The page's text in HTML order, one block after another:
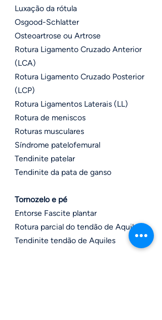
Luxação da rótula
Osgood-Schlatter
Osteoartrose ou Artrose
Rotura Ligamento Cruzado Anterior
(LCA)
Rotura Ligamento Cruzado Posterior
(LCP)
Rotura Ligamentos Laterais (LL)
Rotura de meniscos
Roturas musculares
Síndrome patelofemural
Tendinite patelar
Tendinite da pata de ganso
Tornozelo e pé
Entorse Fascite plantar
Rotura parcial do tendão de Aquiles
Tendinite tendão de Aquiles